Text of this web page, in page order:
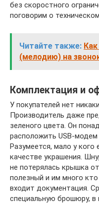
без скоростного
поговорим о
Читайте также:
(мелодию) на
Комплектация и
У покупателей нет
Производитель даже
зеленого цвета. Он
расположить USB-модем
Разумеется, мало у
качестве украшения.
не потерялась крышка
полезный и им много
входит документация.
специальную брошюру, в